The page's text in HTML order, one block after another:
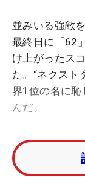
並みいる強敵
最終日に「62
け上がったス
た。“ネクスト
界1位の名に恥
んだ。
銀メダルは英
メダルは日本
れも米PGAツ